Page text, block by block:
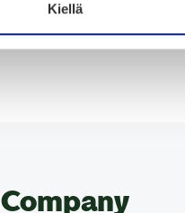
Kiellä
Wave Energy
Company